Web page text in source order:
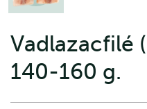
Vadlazacfilé
140-160 g.